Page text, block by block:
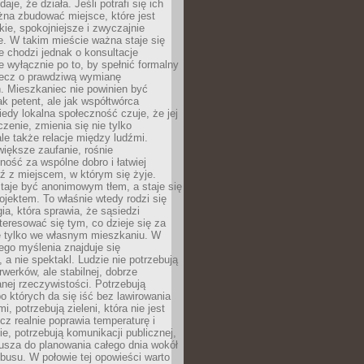
że działa. Jeśli potrafi się ich
zbudować miejsce, które jest
spokojniejsze i zwyczajnie
W takim mieście ważna staje się
chodzi jednak o konsultacje
wyłącznie po to, by spełnić formalny
o prawdziwą wymianę
Mieszkaniec nie powinien być
petent, ale jak współtwórca
lokalna społeczność czuje, że jej
zmienia się nie tylko
także relacje między ludźmi.
zaufanie, rośnie
za wspólne dobro i łatwiej
z miejscem, w którym się żyje.
być anonimowym tłem, a staje się
To właśnie wtedy rodzi się
która sprawia, że sąsiedzi
się tym, co dzieje się za
tylko we własnym mieszkaniu. W
myślenia znajduje się
a nie spektakl. Ludzie nie potrzebują
ale stabilnej, dobrze
rzeczywistości. Potrzebują
których da się iść bez lawirowania
potrzebują zieleni, która nie jest
realnie poprawia temperaturę i
potrzebują komunikacji publicznej,
do planowania całego dnia wokół
W połowie tej opowieści warto